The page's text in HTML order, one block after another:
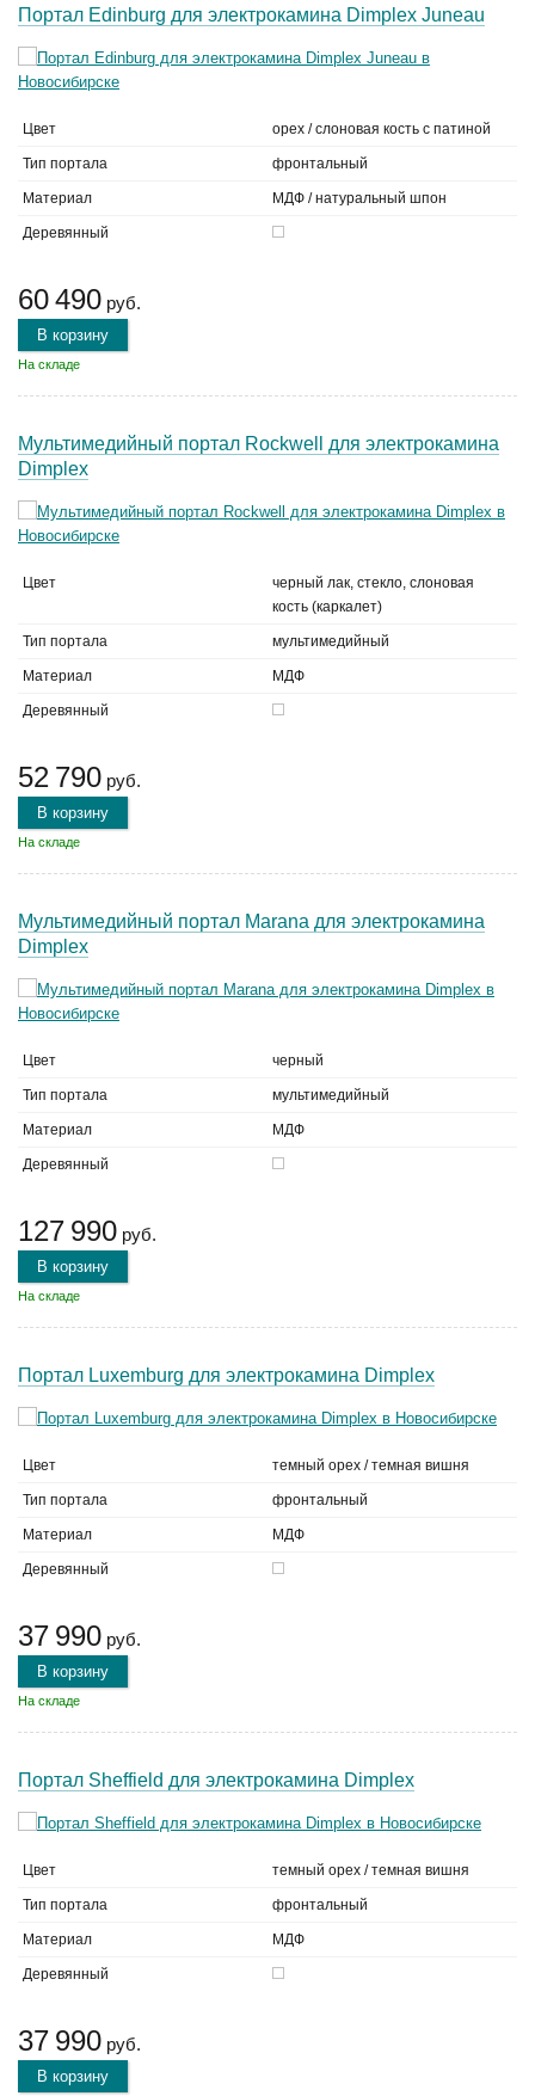
Портал Edinburg для электрокамина Dimplex Juneau
Цвет орех / слоновая кость с патиной
Тип портала фронтальный
Материал МДФ / натуральный шпон
Деревянный
60 490 руб.
В корзину
На складе
Мультимедийный портал Roсkwell для электрокамина
Dimplex
Цвет
черный лак, стекло, слоновая
кость (каркалет)
Тип портала мультимедийный
Материал МДФ
Деревянный
52 790 руб.
В корзину
На складе
Мультимедийный портал Marana для электрокамина
Dimplex
Цвет черный
Тип портала мультимедийный
Материал МДФ
Деревянный
127 990 руб.
В корзину
На складе
Портал Luxemburg для электрокамина Dimplex
Цвет темный орех / темная вишня
Тип портала фронтальный
Материал МДФ
Деревянный
37 990 руб.
В корзину
На складе
Портал Sheffield для электрокамина Dimplex
Цвет темный орех / темная вишня
Тип портала фронтальный
Материал МДФ
Деревянный
37 990 руб.
В корзину